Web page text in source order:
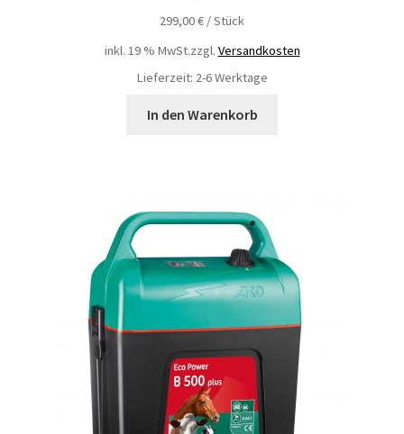
299,00€ /Stück
inkl. 19 % MwSt.zzgl. Versandkosten
Lieferzeit: 2-6 Werktage
In den Warenkorb